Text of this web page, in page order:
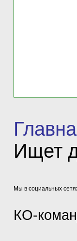
Ищет
Мы в социальных
КО-